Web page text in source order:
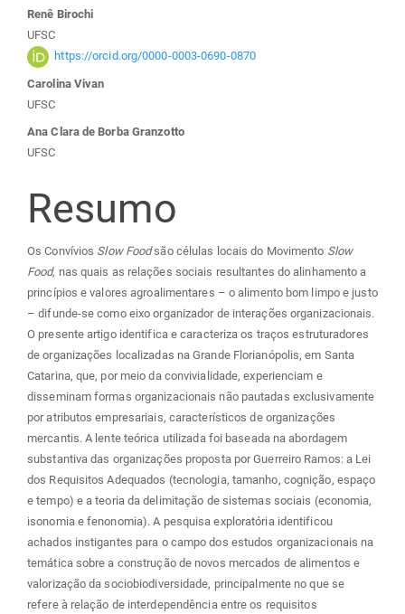
Conteúdo
do
artigo
principal
Renê Birochi
UFSC
https://orcid.org/0000-0003-0690-0870
Carolina Vivan
UFSC
Ana Clara de Borba Granzotto
UFSC
Resumo
Os Convívios Slow Foodsão células locais do Movimento Slow
Food, nas quais as relações sociais resultantes do alinhamento a
princípios e valores agroalimentares – o alimento bom limpo e justo
– difunde-se como eixo organizador de interações organizacionais.
O presente artigo identifica e caracteriza os traços estruturadores
de organizações localizadas na Grande Florianópolis, em Santa
Catarina, que, por meio da convivialidade, experienciam e
disseminam formas organizacionais não pautadas exclusivamente
por atributos empresariais, característicos de organizações
mercantis. A lente teórica utilizada foi baseada na abordagem
substantiva das organizações proposta por Guerreiro Ramos: a Lei
dos Requisitos Adequados (tecnologia, tamanho, cognição, espaço
e tempo) e a teoria da delimitação de sistemas sociais (economia,
isonomia e fenonomia). A pesquisa exploratória identificou
achados instigantes para o campo dos estudos organizacionais na
temática sobre a construção de novos mercados de alimentos e
valorização da sociobiodiversidade, principalmente no que se
refere à relação de interdependência entre os requisitos